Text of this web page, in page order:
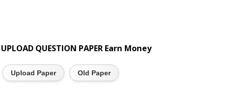
UPLOAD QUESTION PAPER Earn Money
Upload Paper Old Paper